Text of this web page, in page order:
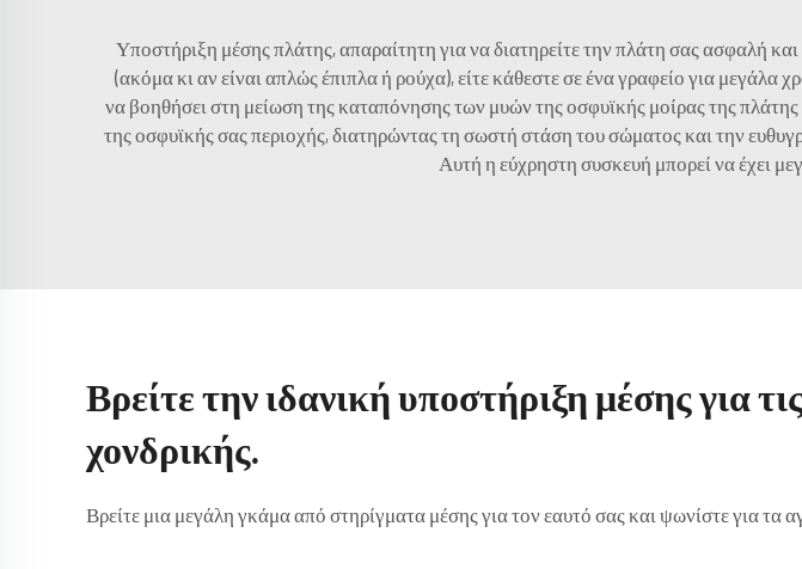
Υποστήριξη μέσης πλάτης, απαραίτητη για να διατηρείτε την πλάτη σας ασφαλή
(ακόμα κι αν είναι απλώς έπιπλα ή ρούχα), είτε κάθεστε σε ένα γραφείο για μεγάλα
να βοηθήσει στη μείωση της καταπόνησης των μυών της οσφυϊκής μοίρας της
της οσφυϊκής σας περιοχής, διατηρώντας τη σωστή στάση του σώματος και την
Αυτή η εύχρηστη συσκευή μπορεί να έχει
Βρείτε την ιδανική υποστήριξη μέσης για
χονδρικής.
Βρείτε μια μεγάλη γκάμα από στηρίγματα μέσης για τον εαυτό σας και ψωνίστε για τα